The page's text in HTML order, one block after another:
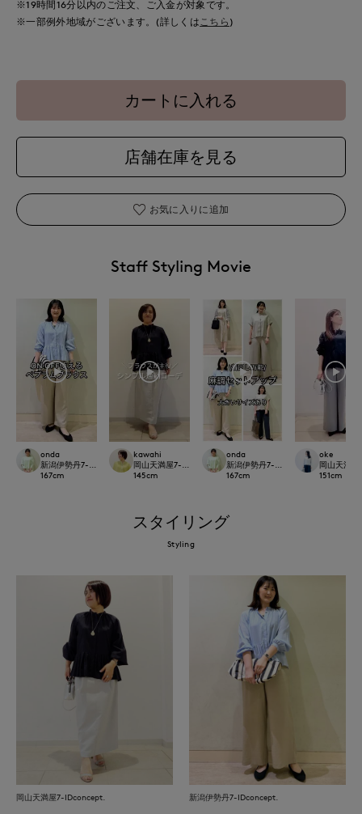
※19時間16分以内のご注文、ご入金が対象です。
※一部例外地域がございます。(詳しくは こちら )
カートに入れる
店舗在庫を見る
お気に入りに追加
Staff Styling Movie
onda
新潟伊勢丹7-IDconcept.
167cm
kawahi
岡山天満屋7-IDconcept.
145cm
onda
新潟伊勢丹7-IDconcept.
167cm
oke
岡山天満
151cm
スタイリング
Styling
岡山天満屋7-IDconcept. 新潟伊勢丹7-IDconcept.